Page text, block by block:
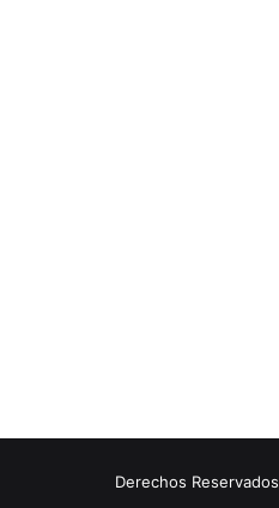
Derechos